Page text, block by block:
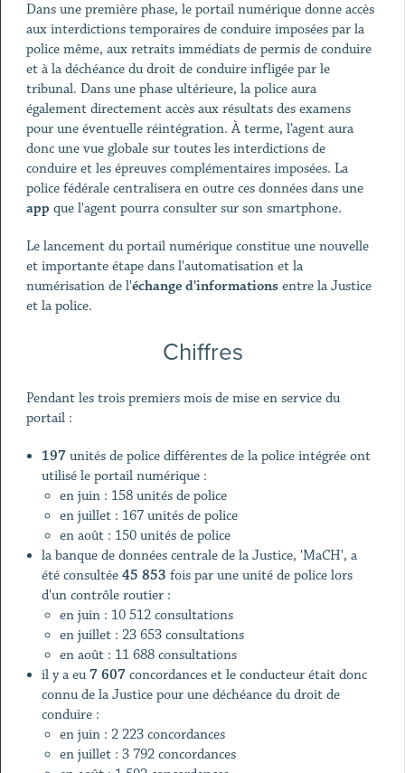
Dans une première phase, le portail numérique donne accès
aux interdictions temporaires de conduire imposées par la
police même, aux retraits immédiats de permis de conduire
et à la déchéance du droit de conduire infligée par le
tribunal. Dans une phase ultérieure, la police aura
également directement accès aux résultats des examens
pour une éventuelle réintégration. À terme, l’agent aura
donc une vue globale sur toutes les interdictions de
conduire et les épreuves complémentaires imposées. La
police fédérale centralisera en outre ces données dans une
app que l'agent pourra consulter sur son smartphone.
Le lancement du portail numérique constitue une nouvelle
et importante étape dans l'automatisation et la
numérisation de l'échange d'informations entre la Justice
et la police.
Chiffres
Pendant les trois premiers mois de mise en service du
portail :
197unités de police différentes de la police intégrée ont
utilisé le portail numérique :
en juin : 158 unités de police
en juillet : 167 unités de police
en août : 150 unités de police
la banque de données centrale de la Justice, 'MaCH', a
été consultée45 853fois par une unité de police lors
d'un contrôle routier :
en juin : 10 512 consultations
en juillet : 23 653 consultations
en août : 11 688 consultations
il y a eu7 607concordances et le conducteur était donc
connu de la Justice pour une déchéance du droit de
conduire :
en juin : 2 223 concordances
en juillet : 3 792 concordances